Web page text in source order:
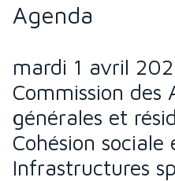
Agenda
mardi 1 avril
Commission des
générales et
Cohésion sociale
Infrastructures